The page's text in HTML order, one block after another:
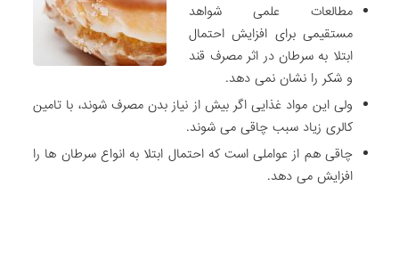
مطالعات علمی شواهد
مستقیمی برای افزایش احتمال
ابتلا به سرطان در اثر مصرف قند
و شکر را نشان نمی دهد.
ولی این مواد غذایی اگر بیش از نیاز بدن مصرف شوند، با تامین
کالری زیاد سبب چاقی می شوند.
چاقی هم از عواملی است که احتمال ابتلا به انواع سرطان ها را
افزایش می دهد.